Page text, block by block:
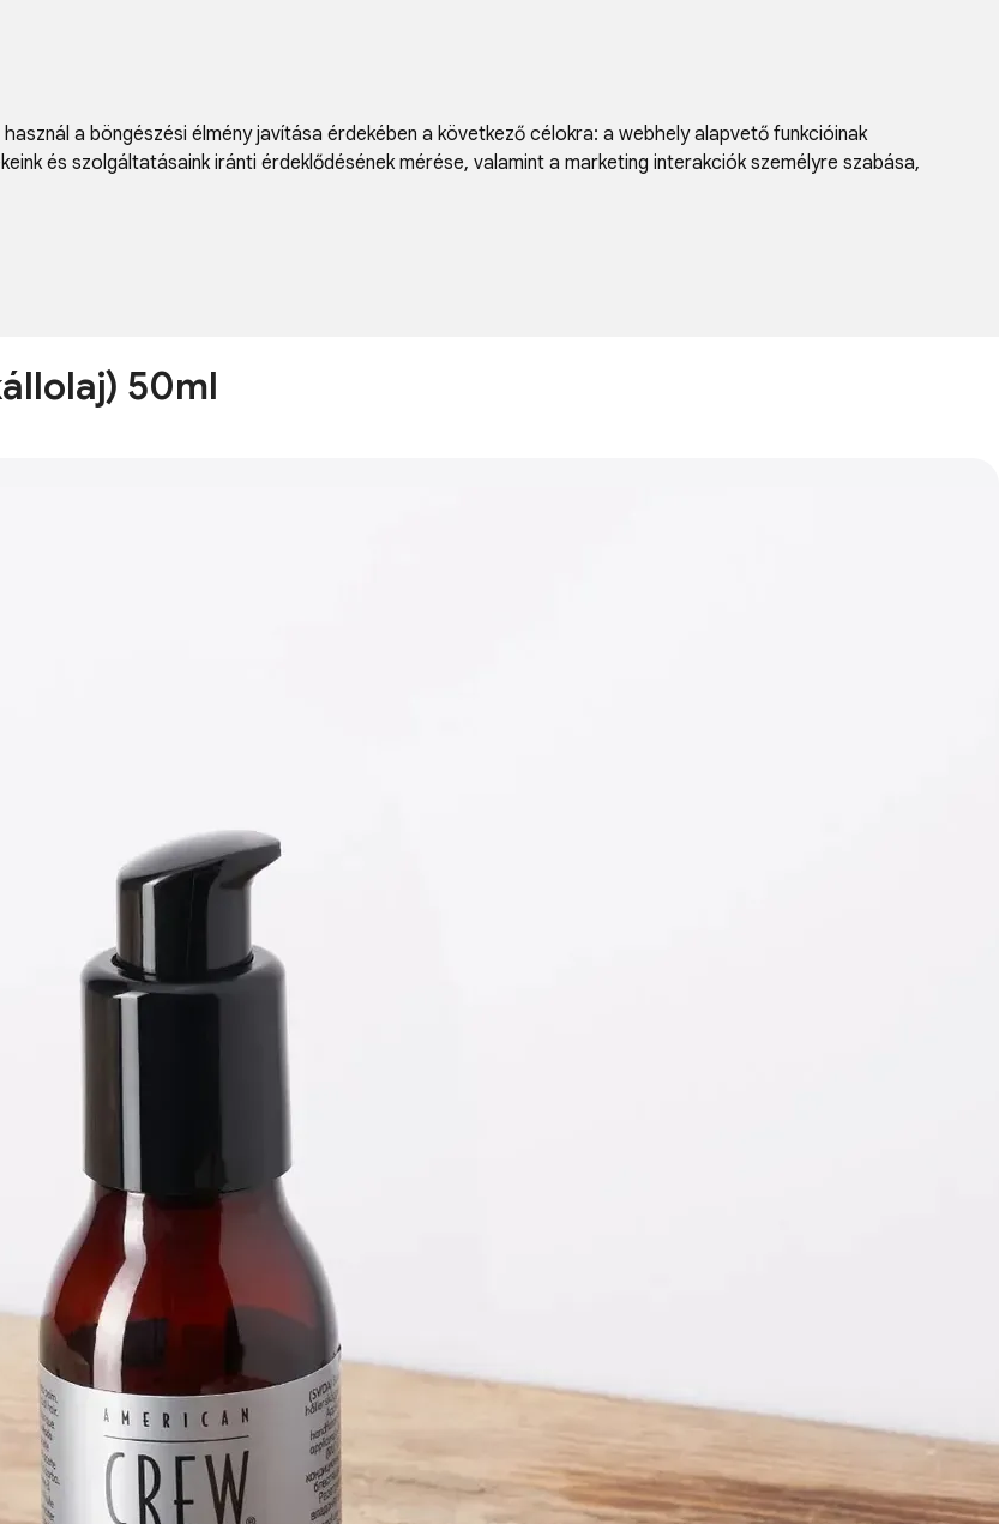
a böngészési élmény javítása érdekében a következő célokra: a webhely alapvető funkcióinak
és szolgáltatásaink iránti érdeklődésének mérése, valamint a marketing interakciók személyre szabása,
50ml